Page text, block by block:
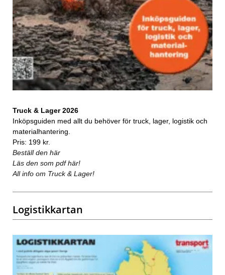
Truck & Lager 2026
Inköpsguiden med allt du behöver för truck, lager, logistik och
materialhantering.
Pris: 199 kr.
Beställ den här
Läs den som pdf här!
All info om Truck & Lager!
Logistikkartan